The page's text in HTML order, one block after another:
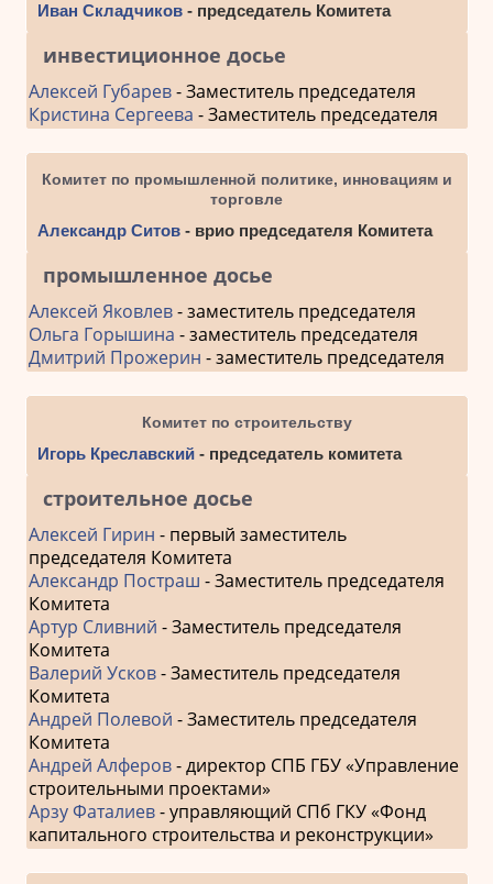
Иван Складчиков- председатель Комитета
инвестиционное досье
Алексей Губарев- Заместитель председателя
Кристина Сергеева - Заместитель председателя
Комитет по промышленной политике, инновациям и
торговле
Александр Ситов- врио председателя Комитета
промышленное досье
Алексей Яковлев- заместитель председателя
Ольга Горышина - заместитель председателя
Дмитрий Прожерин - заместитель председателя
Комитет по строительству
Игорь Креславский - председатель комитета
строительное досье
Алексей Гирин - первый заместитель
председателя Комитета
Александр Постраш - Заместитель председателя
Комитета
Артур Сливний - Заместитель председателя
Комитета
Валерий Усков- Заместитель председателя
Комитета
Андрей Полевой - Заместитель председателя
Комитета
Андрей Алферов- директор СПБ ГБУ «Управление
строительными проектами»
Арзу Фаталиев- управляющий СПб ГКУ «Фонд
капитального строительства и реконструкции»